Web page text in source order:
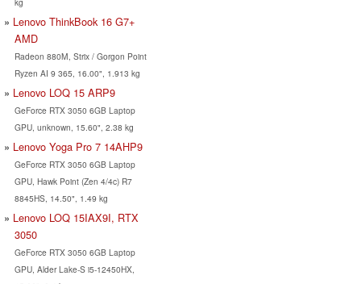
Lenovo ThinkBook 16 G7+
AMD
Radeon 880M, Strix / Gorgon Point
Ryzen AI 9 365, 16.00", 1.913 kg
Lenovo LOQ 15 ARP9
GeForce RTX 3050 6GB Laptop
GPU, unknown, 15.60", 2.38 kg
Lenovo Yoga Pro 7 14AHP9
GeForce RTX 3050 6GB Laptop
GPU, Hawk Point (Zen 4/4c) R7
8845HS, 14.50", 1.49 kg
Lenovo LOQ 15IAX9I, RTX
3050
GeForce RTX 3050 6GB Laptop
GPU, Alder Lake-S i5-12450HX,